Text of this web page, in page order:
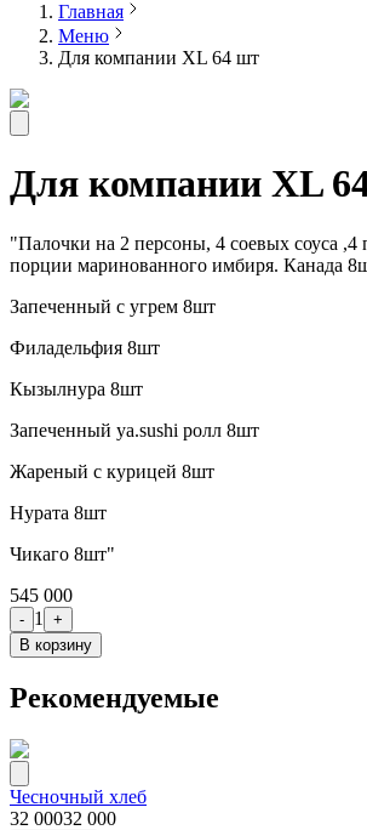
Главная
Меню
Для компании XL 64 шт
Для компании XL
"Палочки на 2 персоны, 4 соевых соуса ,4
порции маринованного имбиря. Канада
Запеченный с угрем 8шт
Филадельфия 8шт
Кызылнура 8шт
Запеченный ya.sushi ролл 8шт
Жареный с курицей 8шт
Нурата 8шт
Чикаго 8шт"
545 000
- 1
+
В корзину
Рекомендуемые
Чесночный хлеб
32 00032 000